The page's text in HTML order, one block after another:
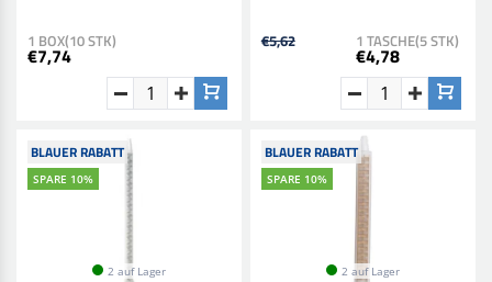
1 BOX(10 STK)
€7,74
€5,62 1 TASCHE(5 STK)
€4,78
BLAUER RABATT
SPARE 10%
2 auf Lager
BLAUER RABATT
SPARE 10%
2 auf Lager